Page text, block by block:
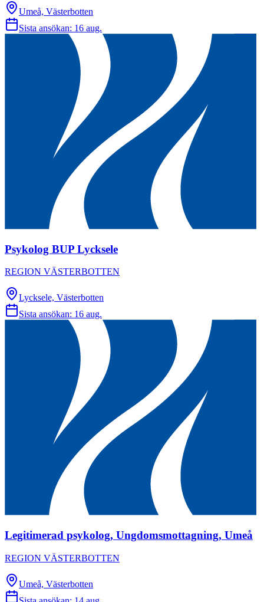
Umeå, Västerbotten
Sista ansökan: 16 aug.
Psykolog BUP Lycksele
REGION VÄSTERBOTTEN
Lycksele, Västerbotten
Sista ansökan: 16 aug.
Legitimerad psykolog, Ungdomsmottagning, Umeå
REGION VÄSTERBOTTEN
Umeå, Västerbotten